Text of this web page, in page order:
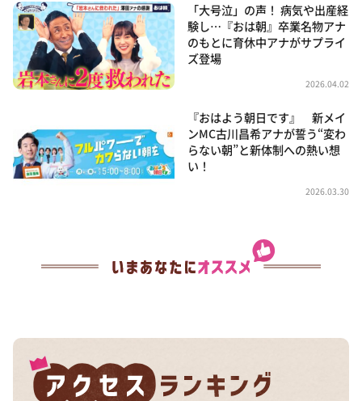
「大号泣」の声！ 病気や出産経
験し…『おは朝』卒業名物アナ
のもとに育休中アナがサプライ
ズ登場
2026.04.02
『おはよう朝日です』 新メイ
ンMC古川昌希アナが誓う“変わ
らない朝”と新体制への熱い想
い！
2026.03.30